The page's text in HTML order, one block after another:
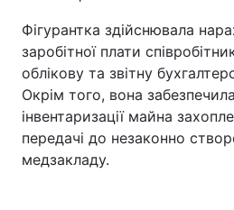
Фігурантка здійснювала
заробітної плати
облікову та звітну
Окрім того, вона
інвентаризації майна
передачі до незаконно
медзакладу.